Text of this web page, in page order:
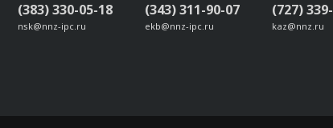
(383) 330-05-18
nsk@nnz-ipc.ru
(343) 311-90-07
ekb@nnz-ipc.ru
(727)
kaz@nnz.ru